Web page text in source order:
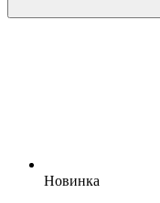
Новинка